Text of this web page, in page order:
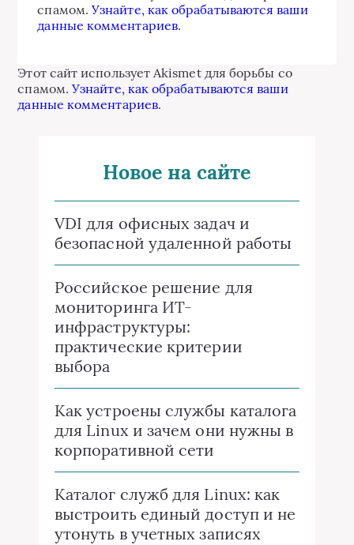
спамом.Узнайте, как обрабатываются ваши
данные комментариев.
Этот сайт использует Akismet для борьбы со
спамом.Узнайте, как обрабатываются ваши
данные комментариев.
Новое на сайте
VDI для офисных задач и
безопасной удаленной работы
Российское решение для
мониторинга ИТ-
инфраструктуры:
практические критерии
выбора
Как устроены службы каталога
для Linux и зачем они нужны в
корпоративной сети
Каталог служб для Linux: как
выстроить единый доступ и не
утонуть в учетных записях